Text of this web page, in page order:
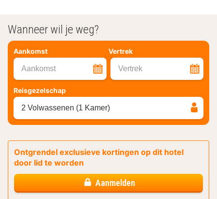
Wanneer wil je weg?
Aankomst Vertrek
Aankomst Vertrek
Reisgezelschap
2 Volwassenen (1 Kamer)
Ontgrendel exclusieve kortingen op dit hotel
door lid te worden
Aanmelden